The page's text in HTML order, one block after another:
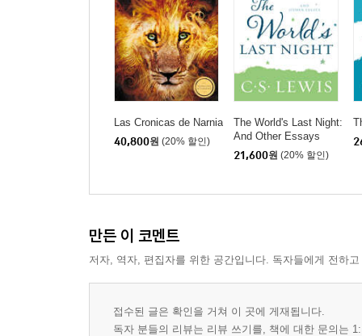
Las Cronicas de Narnia
40,800원 (20% 할인)
The World's Last Night:
And Other Essays
21,600원 (20% 할인)
만든 이 코멘트
저자, 역자, 편집자를 위한 공간입니다. 독자들에게 전하
접수된 글은 확인을 거쳐 이 곳에 게재됩니다.
독자 분들의 리뷰는 리뷰 쓰기를, 책에 대한 문의는